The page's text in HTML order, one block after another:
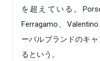
を超えている。
Ferragamo、
ーバルブランドのキ
るという。